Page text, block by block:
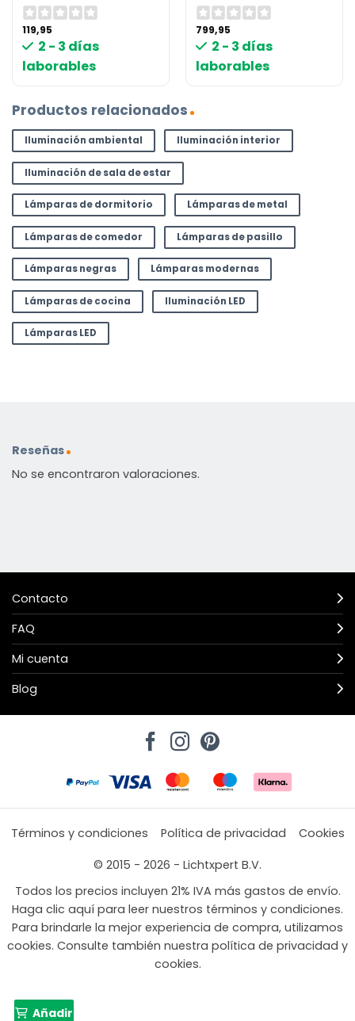
119,95
2 - 3 días
laborables
799,95
2 - 3 días
laborables
Productos relacionados
Iluminación ambiental Iluminación interior
Iluminación de sala de estar
Lámparas de dormitorio Lámparas de metal
Lámparas de comedor Lámparas de pasillo
Lámparas negras Lámparas modernas
Lámparas de cocina Iluminación LED
Lámparas LED
Reseñas
No se encontraron valoraciones.
Contacto
FAQ
Mi cuenta
Blog
Términos y condiciones Política de privacidad
Cookies
© 2015 - 2026 - Lichtxpert B.V.
Todos los precios incluyen 21% IVA más gastos de envío.
Haga clic aquí para leer nuestros términos y condiciones.
Para brindarle la mejor experiencia de compra, utilizamos
cookies. Consulte también nuestra política de privacidad y
cookies.
Añadir